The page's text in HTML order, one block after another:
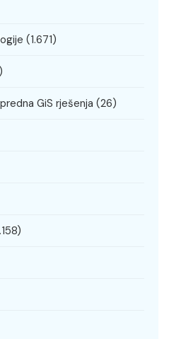
(1.671)
GiS rješenja (26)